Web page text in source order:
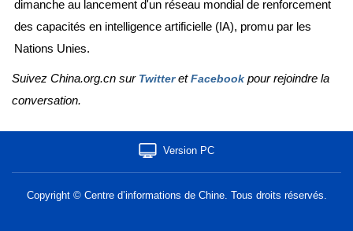
dimanche au lancement d'un réseau mondial de renforcement
des capacités en intelligence artificielle (IA), promu par les
Nations Unies.
Suivez China.org.cn sur Twitter etFacebook pour rejoindre la
conversation.
Version PC
Copyright © Centre d’informations de Chine. Tous droits réservés.